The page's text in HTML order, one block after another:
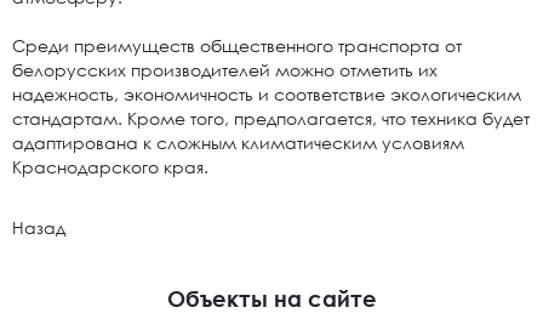
Среди преимуществ общественного транспорта от
белорусских производителей можно отметить их
надежность, экономичность и соответствие экологическим
стандартам. Кроме того, предполагается, что техника будет
адаптирована к сложным климатическим условиям
Краснодарского края.
Назад
Объекты на сайте